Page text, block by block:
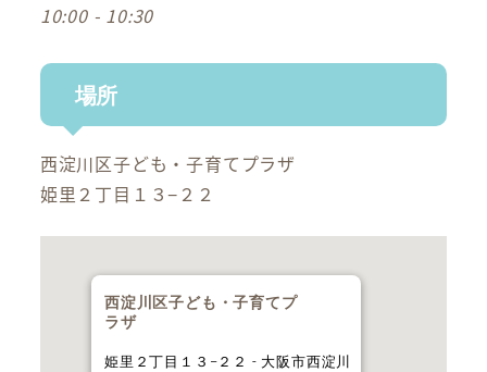
10:00 - 10:30
場所
西淀川区子ども・子育てプラザ
姫里２丁目１３−２２
西淀川区子ども・子育てプ
ラザ
姫里２丁目１３−２２ - 大阪市西淀川